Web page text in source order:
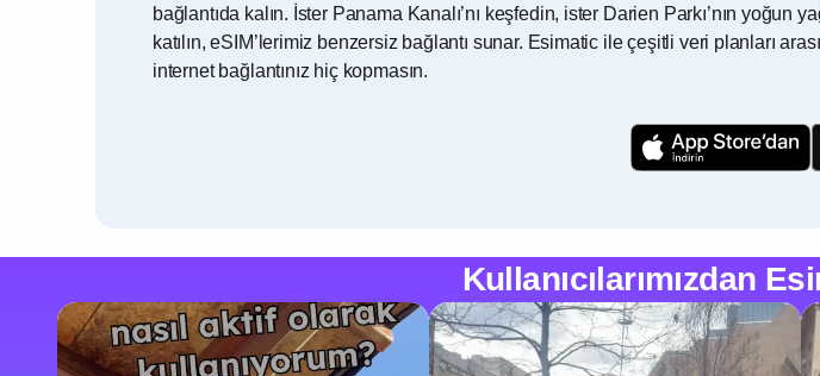
bağlantıda kalın. İster Panama Kanalı’nı keşfedin, ister Darien Parkı’nın
katılın, eSIM’lerimiz benzersiz bağlantı sunar. Esimatic ile çeşitli veri planları
internet bağlantınız hiç kopmasın.
Kullanıcılarımızdan